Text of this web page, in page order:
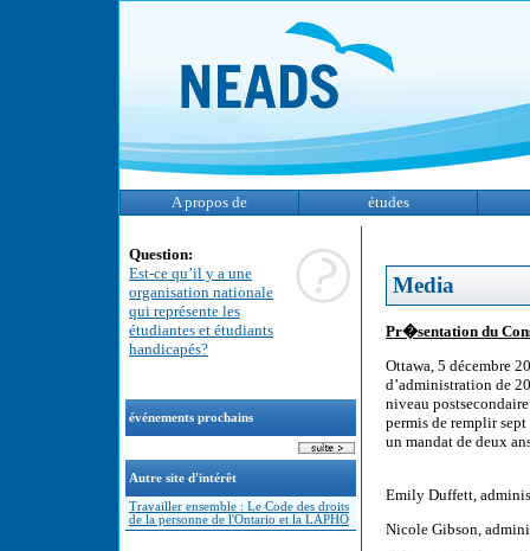
A propos de études
Question:
Est-ce qu’il y a une
organisation nationale
qui représente les
étudiantes et étudiants
handicapés?
événements prochains
Autre site d'intérêt
Travailler ensemble : Le Code des droits
de la personne de l'Ontario et la LAPHO
Media
Pr�sentation du
Ottawa, 5 décembre
d’administration de
niveau
permis de remplir
un mandat de deux
Emily Duffett,
Nicole Gibson,